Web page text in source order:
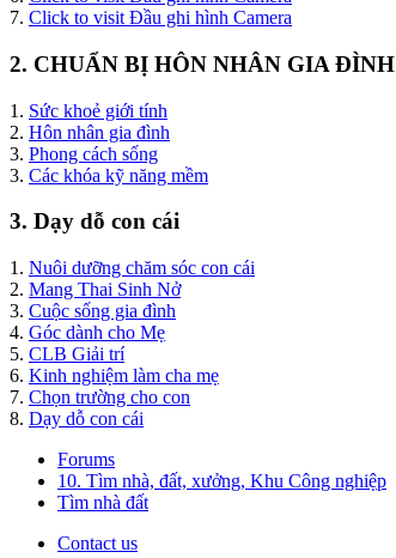
7. Click to visit Đầu ghi hình Camera
2. CHUẨN BỊ HÔN NHÂN GIA ĐÌNH
1. Sức khoẻ giới tính
2. Hôn nhân gia đình
3. Phong cách sống
3. Các khóa kỹ năng mềm
3. Dạy dỗ con cái
1. Nuôi dưỡng chăm sóc con cái
2. Mang Thai Sinh Nở
3. Cuộc sống gia đình
4. Góc dành cho Mẹ
5. CLB Giải trí
6. Kinh nghiệm làm cha mẹ
7. Chọn trường cho con
8. Dạy dỗ con cái
Forums
10. Tìm nhà, đất, xưởng, Khu Công nghiệp
Tìm nhà đất
Contact us